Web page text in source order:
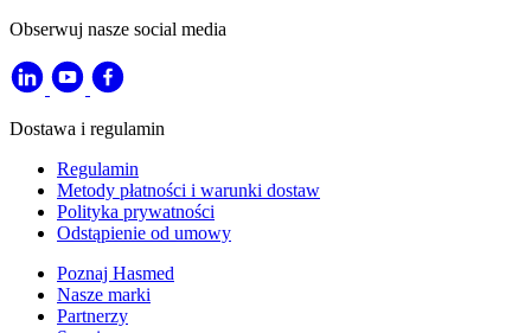
Obserwuj nasze social media
Dostawa i regulamin
Regulamin
Metody płatności i warunki dostaw
Polityka prywatności
Odstąpienie od umowy
Poznaj Hasmed
Nasze marki
Partnerzy